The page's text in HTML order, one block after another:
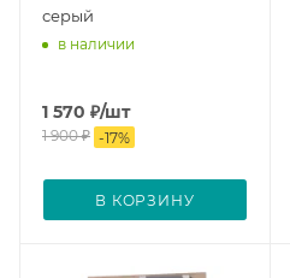
серый
в наличии
1 570 ₽/шт
1 900₽ -17%
В КОРЗИНУ